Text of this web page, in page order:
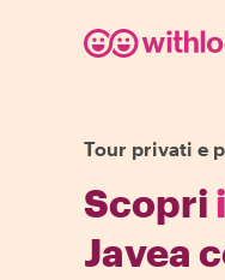
Tour privati e
Scopri
Javea